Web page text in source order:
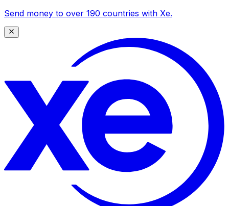
Send money to over 190 countries with Xe.